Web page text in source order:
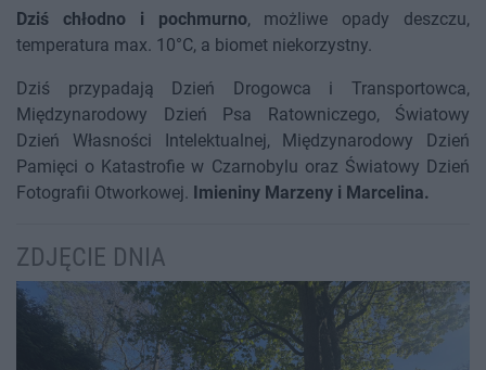
Dziś chłodno i pochmurno, możliwe opady deszczu,
temperatura max. 10°C, a biomet niekorzystny.
Dziś przypadają Dzień Drogowca i Transportowca,
Międzynarodowy Dzień Psa Ratowniczego, Światowy
Dzień Własności Intelektualnej, Międzynarodowy Dzień
Pamięci o Katastrofie w Czarnobylu oraz Światowy Dzień
Fotografii Otworkowej. Imieniny Marzeny i Marcelina.
ZDJĘCIE DNIA